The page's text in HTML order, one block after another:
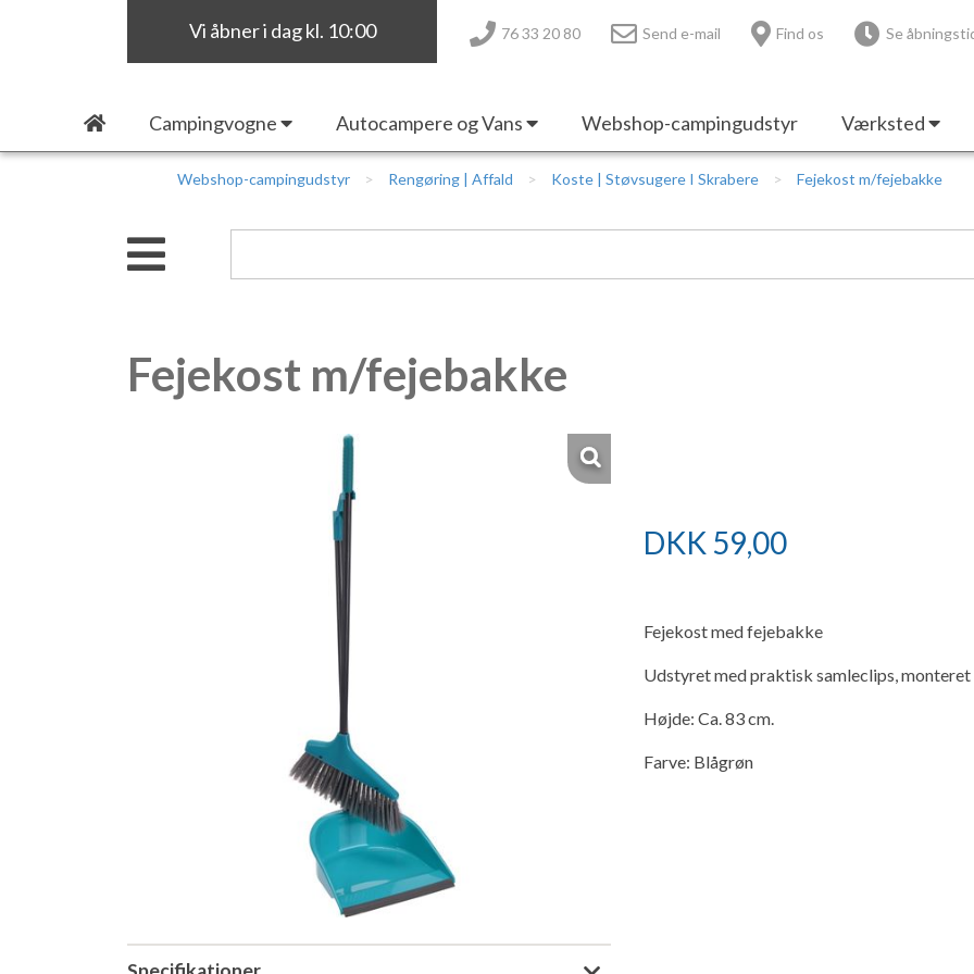
Vi åbner i dag kl. 10:00 76 33 20 80 Send e-mail Find os Se
Campingvogne Autocampere og Vans Webshop-campingudstyr Værksted
Webshop-campingudstyr Rengøring | Affald Koste | Støvsugere I Skrabere Fejekost m/fejebakke
Fejekost m/fejebakke
DKK 59,00
Fejekost med fejebakke
Udstyret med praktisk samleclips, monteret
Højde: Ca. 83 cm.
Farve: Blågrøn